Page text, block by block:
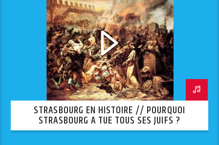
STRASBOURG EN HISTOIRE // POURQUOI
STRASBOURG A TUE TOUS SES JUIFS ?